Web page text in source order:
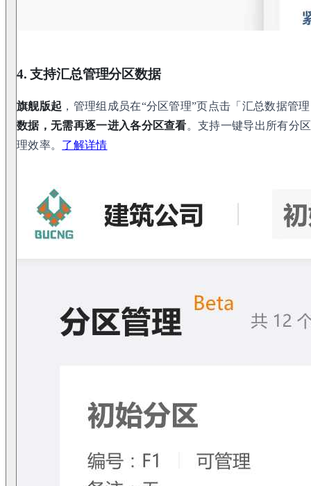
4. 支持汇总管理分区数据
旗舰版起 ，管理组成员在“分区管理”页点击「汇总数据管
数据，无需再逐一进入各分区查看。支持一键导出所有分
理效率。 了解详情